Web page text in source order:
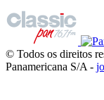
© Todos os direitos
Panamericana S/A -